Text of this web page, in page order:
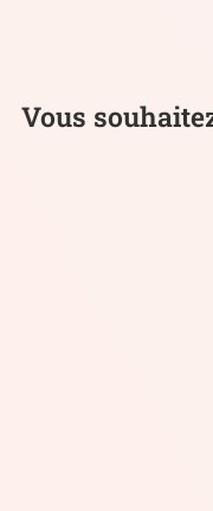
Vous